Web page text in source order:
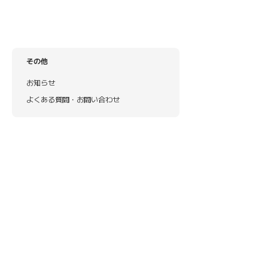
その他
お知らせ
よくある質問・お問い合わせ